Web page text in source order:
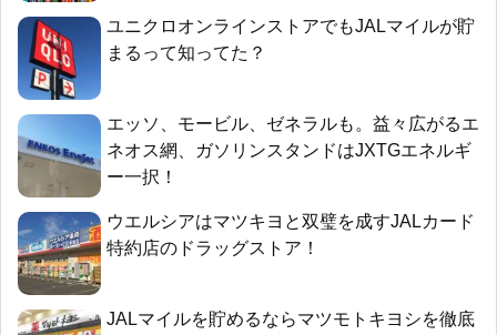
ユニクロオンラインストアでもJALマイルが貯
まるって知ってた？
エッソ、モービル、ゼネラルも。益々広がるエ
ネオス網、ガソリンスタンドはJXTGエネルギ
ー一択！
ウエルシアはマツキヨと双璧を成すJALカード
特約店のドラッグストア！
JALマイルを貯めるならマツモトキヨシを徹底